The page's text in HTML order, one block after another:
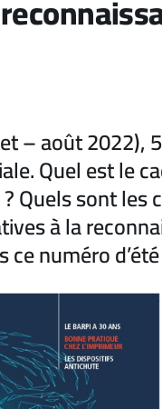
– août 2022),
Quel est le
sont les
à la
ce numéro